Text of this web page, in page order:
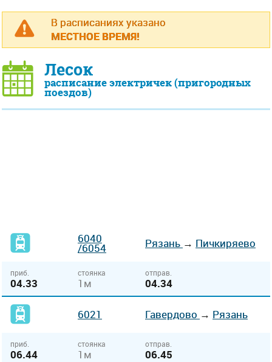
В расписаниях указано
МЕСТНОЕ ВРЕМЯ!
Лесок
расписание электричек (пригородных
поездов)
6040
/6054 Рязань → Пичкиряево
приб.
04.33
стоянка
1м
отправ.
04.34
6021 Гавердово → Рязань
приб.
06.44
стоянка
1м
отправ.
06.45